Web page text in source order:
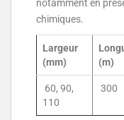
notamment en
chimiques.
Largeur
(mm)
(m)
60, 90,
110
300